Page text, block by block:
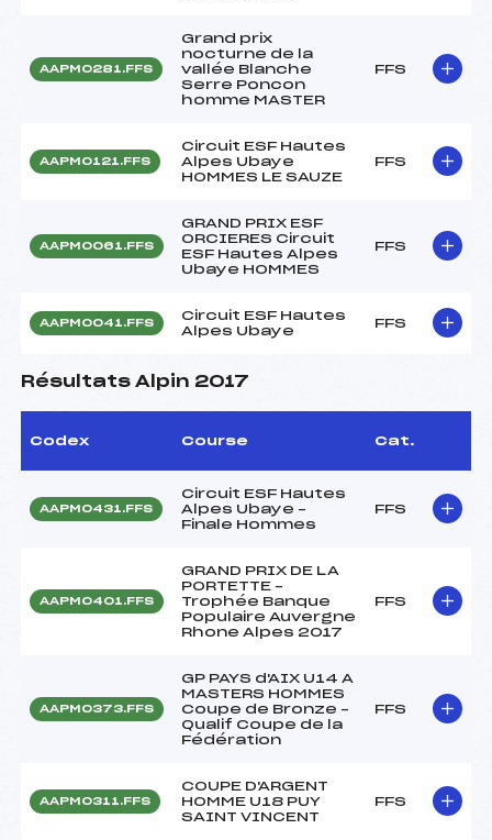
AAPM0281.FFS
Grand prix
nocturne de la
vallée Blanche
Serre Poncon
homme MASTER
FFS
AAPM0121.FFS
Circuit ESF Hautes
Alpes Ubaye
HOMMES LE SAUZE
FFS
AAPM0061.FFS
GRAND PRIX ESF
ORCIERES Circuit
ESF Hautes Alpes
Ubaye HOMMES
FFS
AAPM0041.FFS
Circuit ESF Hautes
Alpes Ubaye
FFS
Résultats Alpin 2017
Codex Course Cat.
AAPM0431.FFS
Circuit ESF Hautes
Alpes Ubaye –
Finale Hommes
FFS
AAPM0401.FFS
GRAND PRIX DE LA
PORTETTE –
Trophée Banque
Populaire Auvergne
Rhone Alpes 2017
FFS
AAPM0373.FFS
GP PAYS d'AIX U14 A
MASTERS HOMMES
Coupe de Bronze –
Qualif Coupe de la
Fédération
FFS
AAPM0311.FFS
COUPE D'ARGENT
HOMME U18 PUY
SAINT VINCENT
FFS